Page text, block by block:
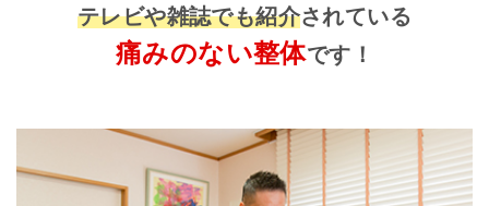
テレビや雑誌でも紹介されている
痛みのない整体です！